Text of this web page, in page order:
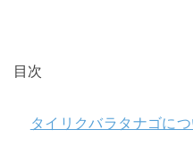
目次
タイリクバラタナゴに